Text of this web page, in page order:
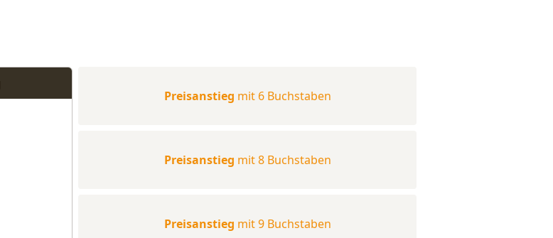
Preisanstieg mit 6 Buchstaben
Preisanstieg mit 8 Buchstaben
Preisanstieg mit 9 Buchstaben